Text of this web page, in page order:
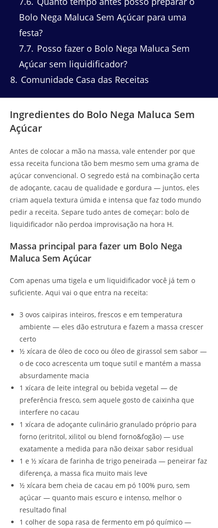
Bolo Nega Maluca Sem Açúcar para uma
festa?
7.7 Posso fazer o Bolo Nega Maluca Sem
Açúcar sem liquidificador?
8 Comunidade Casa das Receitas
Ingredientes do Bolo Nega Maluca Sem
Açúcar
Antes de colocar a mão na massa, vale entender por que
essa receita funciona tão bem mesmo sem uma grama de
açúcar convencional. O segredo está na combinação certa
de adoçante, cacau de qualidade e gordura — juntos, eles
criam aquela textura úmida e intensa que faz todo mundo
pedir a receita. Separe tudo antes de começar: bolo de
liquidificador não perdoa improvisação na hora H.
Massa principal para fazer um Bolo Nega
Maluca Sem Açúcar
Com apenas uma tigela e um liquidificador você já tem o
suficiente. Aqui vai o que entra na receita:
3 ovos caipiras inteiros, frescos e em temperatura
ambiente — eles dão estrutura e fazem a massa crescer
certo
½ xícara de óleo de coco ou óleo de girassol sem sabor —
o de coco acrescenta um toque sutil e mantém a massa
absurdamente macia
1 xícara de leite integral ou bebida vegetal — de
preferência fresco, sem aquele gosto de caixinha que
interfere no cacau
1 xícara de adoçante culinário granulado próprio para
forno (eritritol, xilitol ou blend forno&fogão) — use
exatamente a medida para não deixar sabor residual
1 e ½ xícara de farinha de trigo peneirada — peneirar faz
diferença, a massa fica muito mais leve
½ xícara bem cheia de cacau em pó 100% puro, sem
açúcar — quanto mais escuro e intenso, melhor o
resultado final
1 colher de sopa rasa de fermento em pó químico —